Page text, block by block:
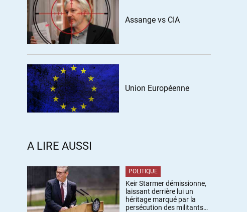
Assange vs CIA
Union Européenne
A LIRE AUSSI
POLITIQUE
Keir Starmer démissionne,
laissant derrière lui un
héritage marqué par la
persécution des militants